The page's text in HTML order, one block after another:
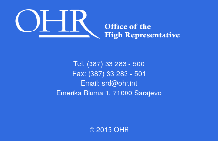
Tel: (387) 33 283 - 500
Fax: (387) 33 283 - 501
Email: srd@ohr.int
Emerika Bluma 1, 71000 Sarajevo
© 2015 OHR